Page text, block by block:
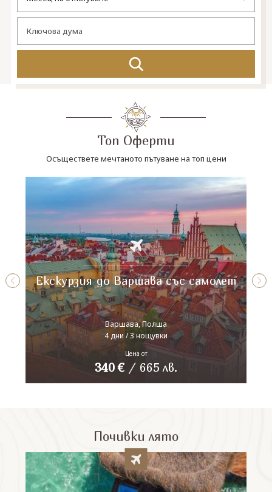
Топ Оферти
Осъществете мечтаното пътуване на топ цени
Екскурзия до Варшава със самолет
Варшава, Полша
4 дни / 3 нощувки
Цена от
340 € / 665 лв.
Почивки лято